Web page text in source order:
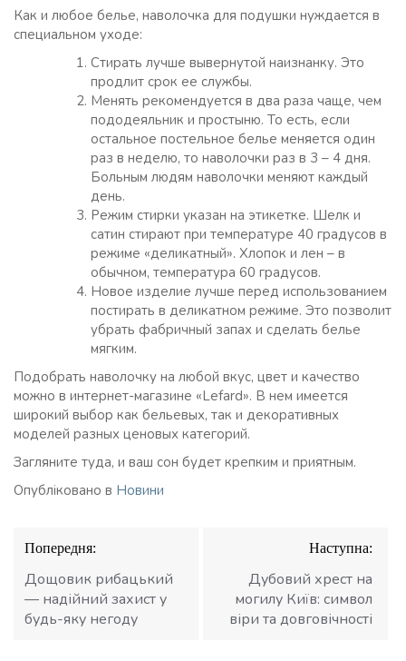
Как и любое белье, наволочка для подушки нуждается в
специальном уходе:
Стирать лучше вывернутой наизнанку. Это
продлит срок ее службы.
Менять рекомендуется в два раза чаще, чем
пододеяльник и простыню. То есть, если
остальное постельное белье меняется один
раз в неделю, то наволочки раз в 3 – 4 дня.
Больным людям наволочки меняют каждый
день.
Режим стирки указан на этикетке. Шелк и
сатин стирают при температуре 40 градусов в
режиме «деликатный». Хлопок и лен – в
обычном, температура 60 градусов.
Новое изделие лучше перед использованием
постирать в деликатном режиме. Это позволит
убрать фабричный запах и сделать белье
мягким.
Подобрать наволочку на любой вкус, цвет и качество
можно в интернет-магазине «Lefard». В нем имеется
широкий выбор как бельевых, так и декоративных
моделей разных ценовых категорий.
Загляните туда, и ваш сон будет крепким и приятным.
Опубліковано в Новини
Навігація
записів
Попередня:
Дощовик рибацький
— надійний захист у
будь-яку негоду
Наступна:
Дубовий хрест на
могилу Київ: символ
віри та довговічності